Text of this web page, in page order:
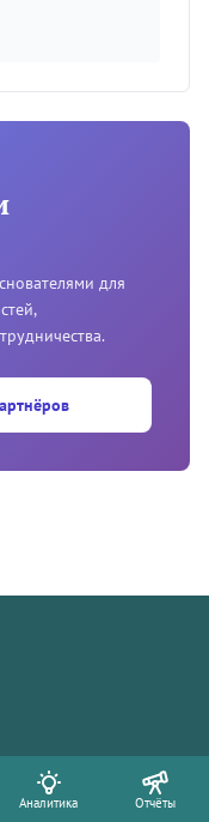
для
Аналитика Отчёты